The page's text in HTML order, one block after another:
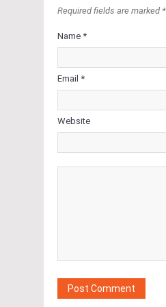
Required fields are marked *
Name *
Email *
Website